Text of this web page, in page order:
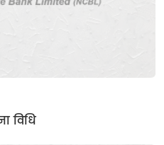
बचतकाे समय र व्याजदर गणना विधि